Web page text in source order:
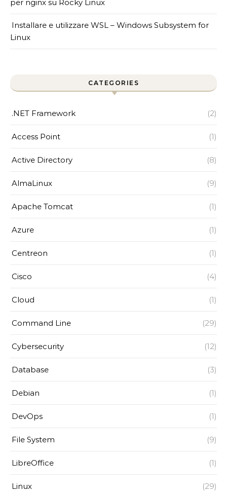
per nginx su Rocky Linux
Installare e utilizzare WSL – Windows Subsystem for
Linux
CATEGORIES
.NET Framework (2)
Access Point (1)
Active Directory (8)
AlmaLinux (9)
Apache Tomcat (1)
Azure (1)
Centreon (1)
Cisco (4)
Cloud (1)
Command Line (29)
Cybersecurity (12)
Database (3)
Debian (1)
DevOps (1)
File System (9)
LibreOffice (1)
Linux (29)